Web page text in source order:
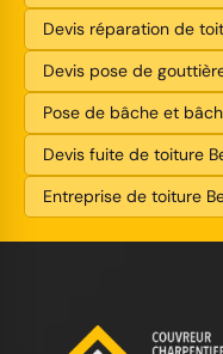
Devis réparation de
Devis pose de
Pose de bâche et
Devis fuite de toiture
Entreprise de toiture